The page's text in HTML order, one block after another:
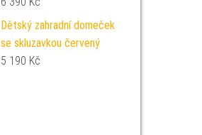
Dětský zahradní domeček
se skluzavkou červený
5 190 Kč